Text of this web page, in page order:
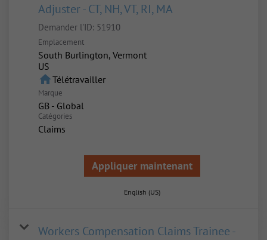
Adjuster - CT, NH, VT, RI, MA
Demander l'ID: 51910
Emplacement
South Burlington, Vermont
homeTélétravailler
Marque
GB - Global
Catégories
Claims
Appliquer maintenant
English (US)
Workers Compensation Claims Trainee -